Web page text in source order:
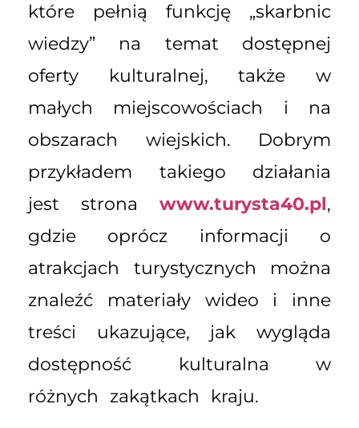
które pełnią funkcję „skarbnic
wiedzy” na temat dostępnej
oferty kulturalnej, także w
małych miejscowościach i na
obszarach wiejskich. Dobrym
przykładem takiego działania
jest strona www.turysta40.pl,
gdzie oprócz informacji o
atrakcjach turystycznych można
znaleźć materiały wideo i inne
treści ukazujące, jak wygląda
dostępność kulturalna w
różnych zakątkach kraju.